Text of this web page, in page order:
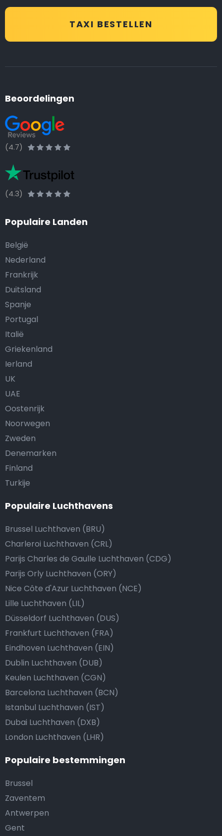
TAXI BESTELLEN
Beoordelingen
(4.7)
(4.3)
Populaire Landen
België
Nederland
Frankrijk
Duitsland
Spanje
Portugal
Italië
Griekenland
Ierland
UK
UAE
Oostenrijk
Noorwegen
Zweden
Denemarken
Finland
Turkije
Populaire Luchthavens
Brussel Luchthaven (BRU)
Charleroi Luchthaven (CRL)
Parijs Charles de Gaulle Luchthaven (CDG)
Parijs Orly Luchthaven (ORY)
Nice Côte d'Azur Luchthaven (NCE)
Lille Luchthaven (LIL)
Düsseldorf Luchthaven (DUS)
Frankfurt Luchthaven (FRA)
Eindhoven Luchthaven (EIN)
Dublin Luchthaven (DUB)
Keulen Luchthaven (CGN)
Barcelona Luchthaven (BCN)
Istanbul Luchthaven (IST)
Dubai Luchthaven (DXB)
London Luchthaven (LHR)
Populaire bestemmingen
Brussel
Zaventem
Antwerpen
Gent